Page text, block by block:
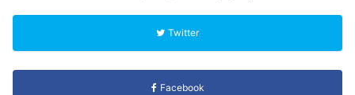
Twitter
Facebook